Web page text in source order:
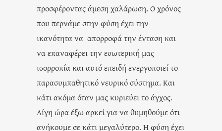
προσφέροντας άμεση χαλάρωση. Ο χρόνος
που περνάμε στην φύση έχει την
ικανότητα να απορροφά την ένταση και
να επαναφέρει την εσωτερική μας
ισορροπία και αυτό επειδή ενεργοποιεί το
παρασυμπαθητικό νευρικό σύστημα. Και
κάτι ακόμα όταν μας κυριεύει το άγχος.
Λίγη ώρα έξω αρκεί για να θυμηθούμε ότι
ανήκουμε σε κάτι μεγαλύτερο. Η φύση έχει